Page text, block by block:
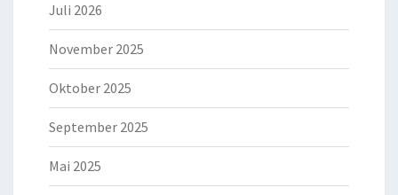
Juli 2026
November 2025
Oktober 2025
September 2025
Mai 2025